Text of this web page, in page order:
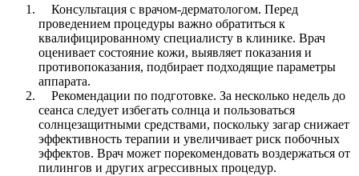
Консультация с врачом-дерматологом. Перед
проведением процедуры важно обратиться к
квалифицированному специалисту в клинике. Врач
оценивает состояние кожи, выявляет показания и
противопоказания, подбирает подходящие параметры
аппарата.
Рекомендации по подготовке. За несколько недель до
сеанса следует избегать солнца и пользоваться
солнцезащитными средствами, поскольку загар снижает
эффективность терапии и увеличивает риск побочных
эффектов. Врач может порекомендовать воздержаться от
пилингов и других агрессивных процедур.